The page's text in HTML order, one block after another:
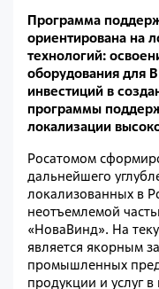
Программа
ориентирована на
технологий:
оборудования для
инвестиций в
программы
локализации
Росатомом
дальнейшего
локализованных в
неотъемлемой
«НоваВинд». На
является якорным
промышленных
продукции и услуг